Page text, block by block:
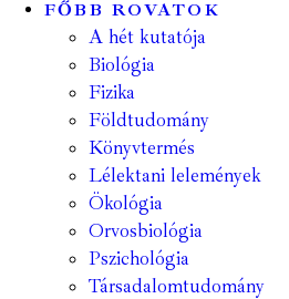
FŐBB ROVATOK
A hét kutatója
Biológia
Fizika
Földtudomány
Könyvtermés
Lélektani lelemények
Ökológia
Orvosbiológia
Pszichológia
Társadalomtudomány